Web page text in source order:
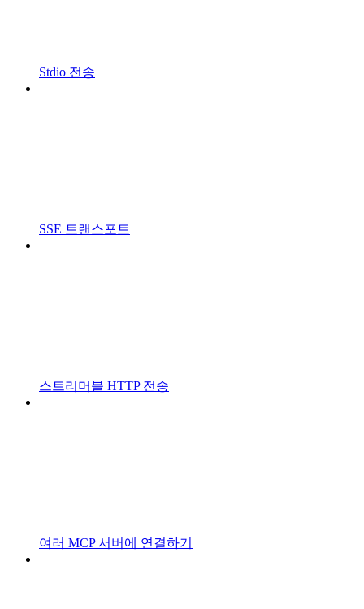
Stdio 전송
SSE 트랜스포트
스트리머블 HTTP 전송
여러 MCP 서버에 연결하기